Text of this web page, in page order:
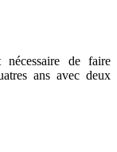
nécessaire de faire
ans avec deux